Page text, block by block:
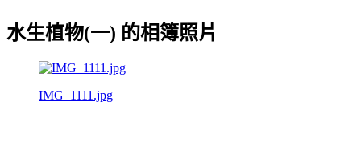
水生植物(一) 的相簿照片
IMG_1111.jpg